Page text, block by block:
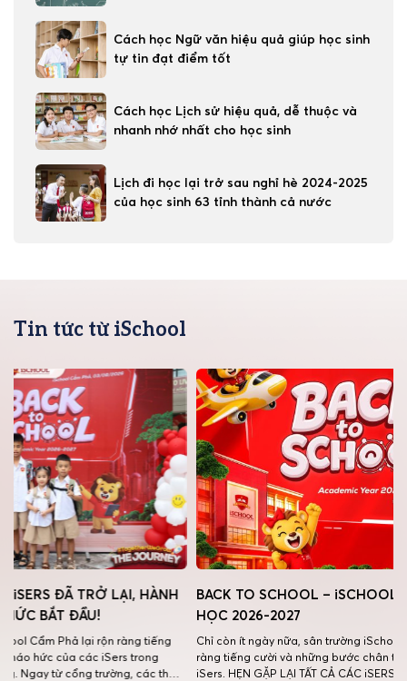
Cách học Ngữ văn hiệu quả giúp học sinh
tự tin đạt điểm tốt
Cách học Lịch sử hiệu quả, dễ thuộc và
nhanh nhớ nhất cho học sinh
Lịch đi học lại trở sau nghỉ hè 2024-2025
của học sinh 63 tỉnh thành cả nước
Tin tức từ iSchool
BACK TO SCHOOL – iSCHOOL CẨM PHẢ NĂM
HỌC 2026-2027
Chỉ còn ít ngày nữa, sân trường iSchool Cẩm Phả sẽ lại rộn
ràng tiếng cười và những bước chân thân quen của các
iSers. HẸN GẶP LẠI TẤT CẢ CÁC iSERS VÀO NGÀY
MỘT
NIỆM
ĐƯỜNG